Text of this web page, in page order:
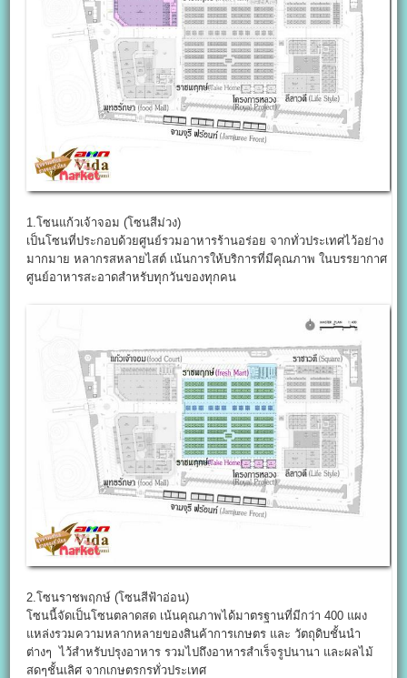
1.โซนแก้วเจ้าจอม (โซนสีม่วง)
เป็นโซนที่ประกอบด้วยศูนย์รวมอาหารร้านอร่อย จากทั่วประเทศไว้อย่าง
มากมาย หลากรสหลายไสต์ เน้นการให้บริการที่มีคุณภาพ ในบรรยากาศ
ศูนย์อาหารสะอาดสำหรับทุกวันของทุกคน
2.โซนราชพฤกษ์ (โซนสีฟ้าอ่อน)
โซนนี้จัดเป็นโซนตลาดสด เน้นคุณภาพได้มาตรฐานที่มีกว่า 400 แผง
แหล่งรวมความหลากหลายของสินค้าการเกษตร และ วัตถุดิบชั้นนำ
ต่างๆ ไว้สำหรับปรุงอาหาร รวมไปถึงอาหารสำเร็จรูปนานา และผลไม้
สดๆชั้นเลิศ จากเกษตรกรทั่วประเทศ